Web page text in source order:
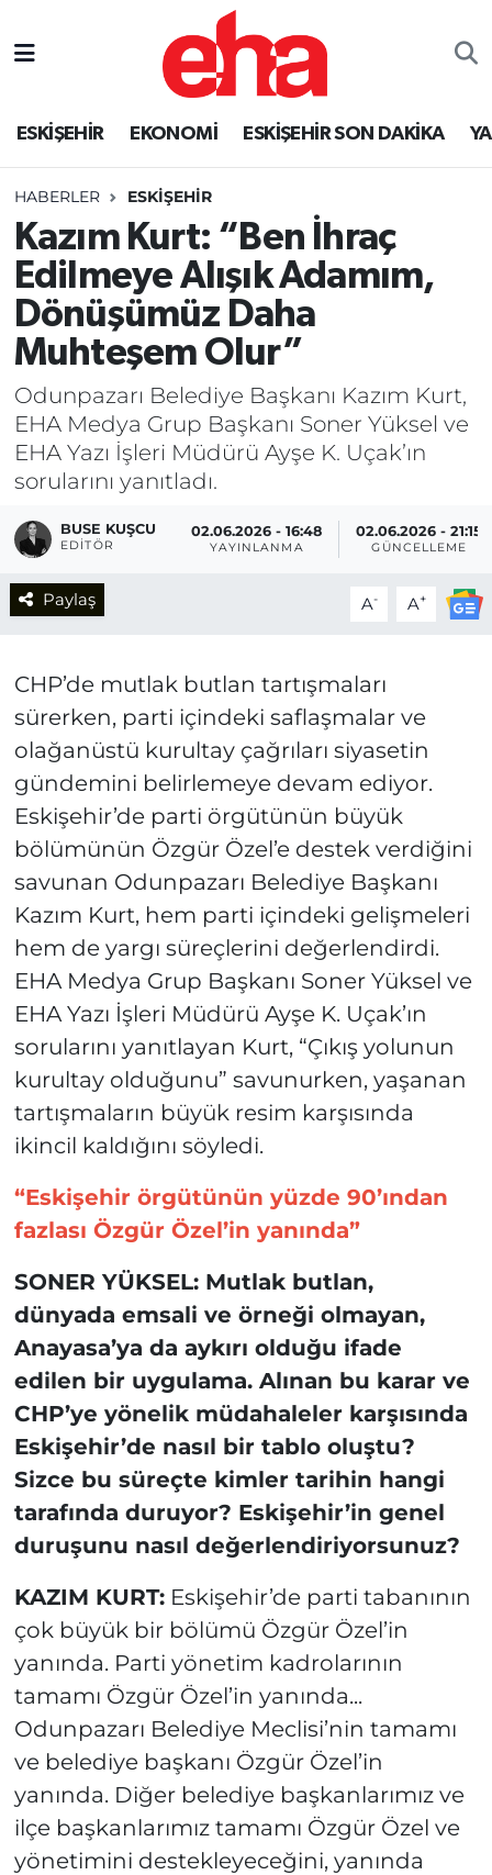
ESKİŞEHİR EKONOMİ ESKİŞEHİR SON DAKİKA
HABERLER ESKİŞEHİR
Kazım Kurt: “Ben İhraç
Edilmeye Alışık Adamım,
Dönüşümüz Daha
Muhteşem Olur”
Odunpazarı Belediye Başkanı Kazım Kurt,
EHA Medya Grup Başkanı Soner Yüksel ve
EHA Yazı İşleri Müdürü Ayşe K. Uçak’ın
sorularını yanıtladı.
BUSE KUŞCU
EDITÖR
02.06.2026 - 16:48
YAYINLANMA
02.06.2026 - 21:15
GÜNCELLEME
Paylaş A- A+
CHP’de mutlak butlan tartışmaları
sürerken, parti içindeki saflaşmalar ve
olağanüstü kurultay çağrıları siyasetin
gündemini belirlemeye devam ediyor.
Eskişehir’de parti örgütünün büyük
bölümünün Özgür Özel’e destek verdiğini
savunan Odunpazarı Belediye Başkanı
Kazım Kurt, hem parti içindeki gelişmeleri
hem de yargı süreçlerini değerlendirdi.
EHA Medya Grup Başkanı Soner Yüksel ve
EHA Yazı İşleri Müdürü Ayşe K. Uçak’ın
sorularını yanıtlayan Kurt, “Çıkış yolunun
kurultay olduğunu” savunurken, yaşanan
tartışmaların büyük resim karşısında
ikincil kaldığını söyledi.
“Eskişehir örgütünün yüzde 90’ından
fazlası Özgür Özel’in yanında”
SONER YÜKSEL: Mutlak butlan,
dünyada emsali ve örneği olmayan,
Anayasa’ya da aykırı olduğu ifade
edilen bir uygulama. Alınan bu karar ve
CHP’ye yönelik müdahaleler karşısında
Eskişehir’de nasıl bir tablo oluştu?
Sizce bu süreçte kimler tarihin hangi
tarafında duruyor? Eskişehir’in genel
duruşunu nasıl değerlendiriyorsunuz?
KAZIM KURT:Eskişehir’de parti tabanının
çok büyük bir bölümü Özgür Özel’in
yanında. Parti yönetim kadrolarının
tamamı Özgür Özel’in yanında...
Odunpazarı Belediye Meclisi’nin tamamı
ve belediye başkanı Özgür Özel’in
yanında. Diğer belediye başkanlarımız ve
ilçe başkanlarımız tamamı Özgür Özel ve
yönetimini destekleyeceğini, yanında